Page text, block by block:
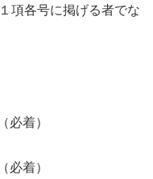
項各号に掲げる者でな
着）
着）